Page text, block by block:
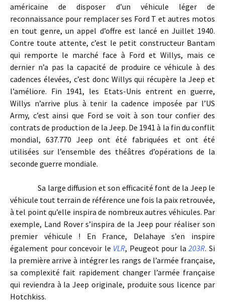
américaine de disposer d’un véhicule léger de
reconnaissance pour remplacer ses Ford T et autres motos
en tout genre, un appel d’offre est lancé en Juillet 1940.
Contre toute attente, c’est le petit constructeur Bantam
qui remporte le marché face à Ford et Willys, mais ce
dernier n’a pas la capacité de produire ce véhicule à des
cadences élevées, c’est donc Willys qui récupère la Jeep et
l’améliore. Fin 1941, les Etats-Unis entrent en guerre,
Willys n’arrive plus à tenir la cadence imposée par l’US
Army, c’est ainsi que Ford se voit à son tour confier des
contrats de production de la Jeep. De 1941 à la fin du conflit
mondial, 637.770 Jeep ont été fabriquées et ont été
utilisées sur l’ensemble des théâtres d’opérations de la
seconde guerre mondiale.
Sa large diffusion et son efficacité font de la Jeep le
véhicule tout terrain de référence une fois la paix retrouvée,
à tel point qu’elle inspira de nombreux autres véhicules. Par
exemple, Land Rover s’inspira de la Jeep pour réaliser son
premier véhicule ! En France, Delahaye s’en inspire
également pour concevoir le VLR, Peugeot pour la203R. Si
la première arrive à intégrer les rangs de l’armée française,
sa complexité fait rapidement changer l’armée française
qui reviendra à la Jeep originale, produite sous licence par
Hotchkiss.